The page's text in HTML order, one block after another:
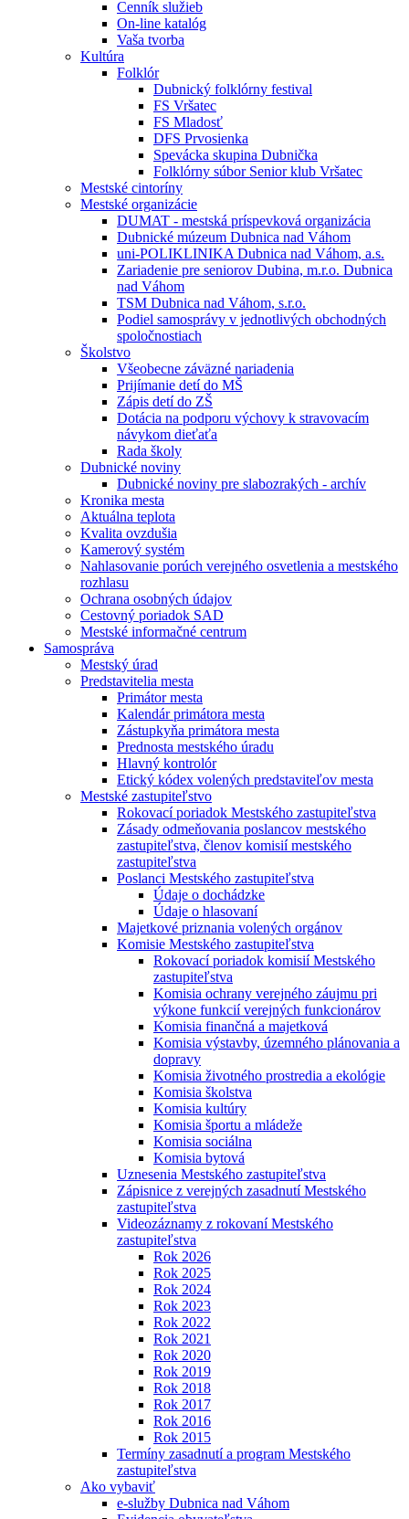
Cenník služieb
On-line katalóg
Vaša tvorba
Kultúra
Folklór
Dubnický folklórny festival
FS Vršatec
FS Mladosť
DFS Prvosienka
Spevácka skupina Dubnička
Folklórny súbor Senior klub Vršatec
Mestské cintoríny
Mestské organizácie
DUMAT - mestská príspevková organizácia
Dubnické múzeum Dubnica nad Váhom
uni-POLIKLINIKA Dubnica nad Váhom, a.s.
Zariadenie pre seniorov Dubina, m.r.o. Dubnica
nad Váhom
TSM Dubnica nad Váhom, s.r.o.
Podiel samosprávy v jednotlivých obchodných
spoločnostiach
Školstvo
Všeobecne záväzné nariadenia
Prijímanie detí do MŠ
Zápis detí do ZŠ
Dotácia na podporu výchovy k stravovacím
návykom dieťaťa
Rada školy
Dubnické noviny
Dubnické noviny pre slabozrakých - archív
Kronika mesta
Aktuálna teplota
Kvalita ovzdušia
Kamerový systém
Nahlasovanie porúch verejného osvetlenia a mestského
rozhlasu
Ochrana osobných údajov
Cestovný poriadok SAD
Mestské informačné centrum
Samospráva
Mestský úrad
Predstavitelia mesta
Primátor mesta
Kalendár primátora mesta
Zástupkyňa primátora mesta
Prednosta mestského úradu
Hlavný kontrolór
Etický kódex volených predstaviteľov mesta
Mestské zastupiteľstvo
Rokovací poriadok Mestského zastupiteľstva
Zásady odmeňovania poslancov mestského
zastupiteľstva, členov komisií mestského
zastupiteľstva
Poslanci Mestského zastupiteľstva
Údaje o dochádzke
Údaje o hlasovaní
Majetkové priznania volených orgánov
Komisie Mestského zastupiteľstva
Rokovací poriadok komisií Mestského
zastupiteľstva
Komisia ochrany verejného záujmu pri
výkone funkcií verejných funkcionárov
Komisia finančná a majetková
Komisia výstavby, územného plánovania a
dopravy
Komisia životného prostredia a ekológie
Komisia školstva
Komisia kultúry
Komisia športu a mládeže
Komisia sociálna
Komisia bytová
Uznesenia Mestského zastupiteľstva
Zápisnice z verejných zasadnutí Mestského
zastupiteľstva
Videozáznamy z rokovaní Mestského
zastupiteľstva
Rok 2026
Rok 2025
Rok 2024
Rok 2023
Rok 2022
Rok 2021
Rok 2020
Rok 2019
Rok 2018
Rok 2017
Rok 2016
Rok 2015
Termíny zasadnutí a program Mestského
zastupiteľstva
Ako vybaviť
e-služby Dubnica nad Váhom